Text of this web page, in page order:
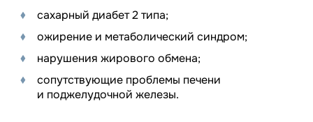
сахарный диабет 2 типа;
ожирение и метаболический синдром;
нарушения жирового обмена;
сопутствующие проблемы печени
и поджелудочной железы.